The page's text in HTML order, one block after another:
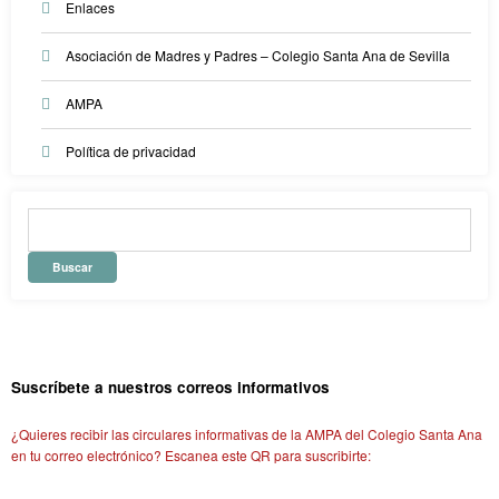
Enlaces
Asociación de Madres y Padres – Colegio Santa Ana de Sevilla
AMPA
Política de privacidad
Suscríbete a nuestros correos informativos
¿Quieres recibir las circulares informativas de la AMPA del Colegio Santa Ana
en tu correo electrónico? Escanea este QR para suscribirte: